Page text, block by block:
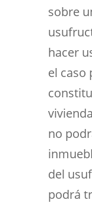
sobre
hacer
el caso
no
del
podrá